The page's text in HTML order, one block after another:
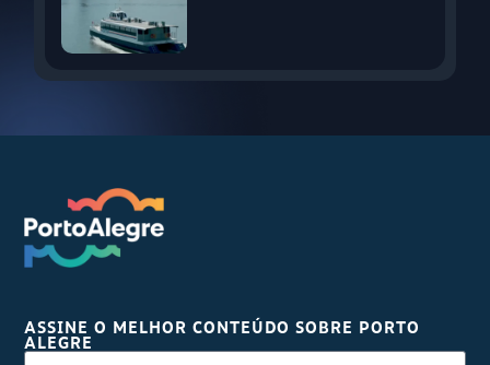
ASSINE O MELHOR CONTEÚDO SOBRE PORTO
ALEGRE